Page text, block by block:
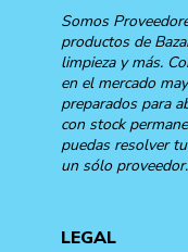
Somos
productos de
limpieza y más.
en el mercado
preparados para
con stock
puedas resolver
un sólo proveedor.
LEGAL